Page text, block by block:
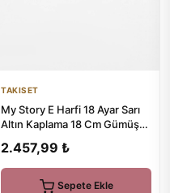
TAKISET
My Story E Harfi 18 Ayar Sarı
Altın Kaplama 18 Cm Gümüş
2.457,99 ₺
Sepete Ekle